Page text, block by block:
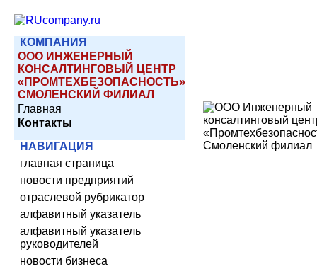
КОМПАНИЯ
ООО ИНЖЕНЕРНЫЙ
КОНСАЛТИНГОВЫЙ ЦЕНТР
«ПРОМТЕХБЕЗОПАСНОСТЬ»
СМОЛЕНСКИЙ ФИЛИАЛ
Главная
Контакты
НАВИГАЦИЯ
главная страница
новости предприятий
отраслевой рубрикатор
алфавитный указатель
алфавитный указатель
руководителей
новости бизнеса